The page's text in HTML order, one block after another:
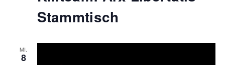
Stammtisch
MI.
8